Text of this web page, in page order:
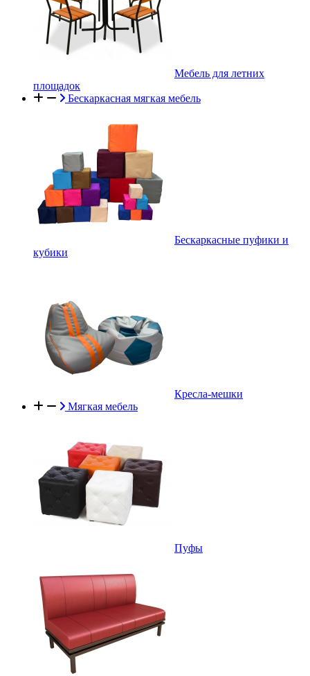
Мебель для летних
площадок
Бескаркасная мягкая мебель
Бескаркасные пуфики и
кубики
Кресла-мешки
Мягкая мебель
Пуфы